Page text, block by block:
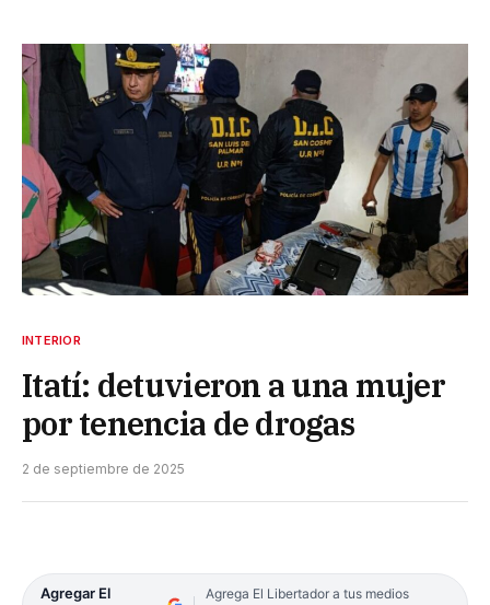
INTERIOR
Itatí: detuvieron a una mujer
por tenencia de drogas
2 de septiembre de 2025
Agregar El
Agrega El Libertador a tus medios